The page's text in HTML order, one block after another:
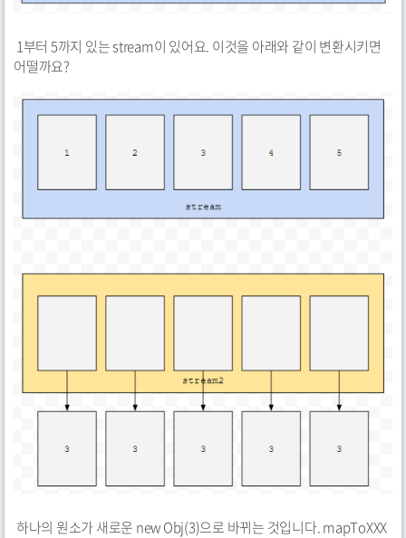
1부터 5까지 있는 stream이 있어요. 이것을 아래와 같이 변환시키면
어떨까요?
하나의 원소가 새로운 new Obj(3)으로 바뀌는 것입니다. mapToXXX